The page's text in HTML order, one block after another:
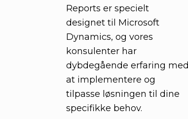
Reports er specielt
designet til Microsoft
Dynamics, og vores
konsulenter har
dybdegående erfaring med
at implementere og
tilpasse løsningen til dine
specifikke behov.